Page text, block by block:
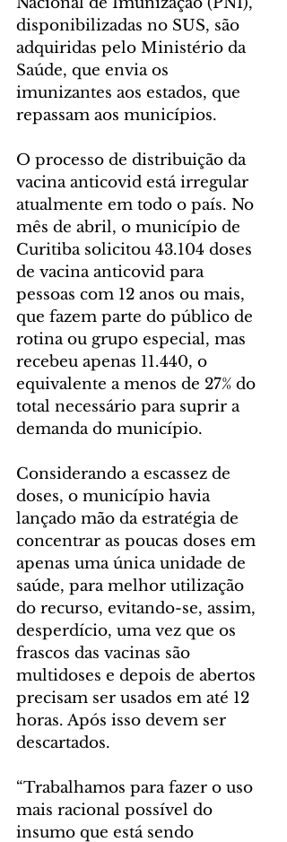
disponibilizadas no SUS, são
adquiridas pelo Ministério da
Saúde, que envia os
imunizantes aos estados, que
repassam aos municípios.
O processo de distribuição da
vacina anticovid está irregular
atualmente em todo o país. No
mês de abril, o município de
Curitiba solicitou 43.104 doses
de vacina anticovid para
pessoas com 12 anos ou mais,
que fazem parte do público de
rotina ou grupo especial, mas
recebeu apenas 11.440, o
equivalente a menos de 27% do
total necessário para suprir a
demanda do município.
Considerando a escassez de
doses, o município havia
lançado mão da estratégia de
concentrar as poucas doses em
apenas uma única unidade de
saúde, para melhor utilização
do recurso, evitando-se, assim,
desperdício, uma vez que os
frascos das vacinas são
multidoses e depois de abertos
precisam ser usados em até 12
horas. Após isso devem ser
descartados.
“Trabalhamos para fazer o uso
mais racional possível do
insumo que está sendo